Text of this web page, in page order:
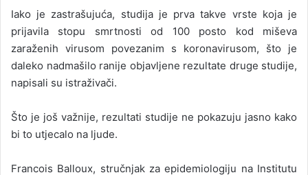
Iako je zastrašujuća, studija je prva takve vrste koja je
prijavila stopu smrtnosti od 100 posto kod miševa
zaraženih virusom povezanim s koronavirusom, što je
daleko nadmašilo ranije objavljene rezultate druge studije,
napisali su istraživači.
Što je još važnije, rezultati studije ne pokazuju jasno kako
bi to utjecalo na ljude.
Francois Balloux, stručnjak za epidemiologiju na Institutu